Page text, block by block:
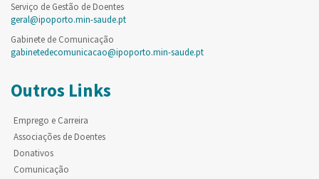
Serviço de Gestão de Doentes
geral@ipoporto.min-saude.pt
Gabinete de Comunicação
gabinetedecomunicacao@ipoporto.min-saude.pt
Outros Links
Emprego e Carreira
Associações de Doentes
Donativos
Comunicação